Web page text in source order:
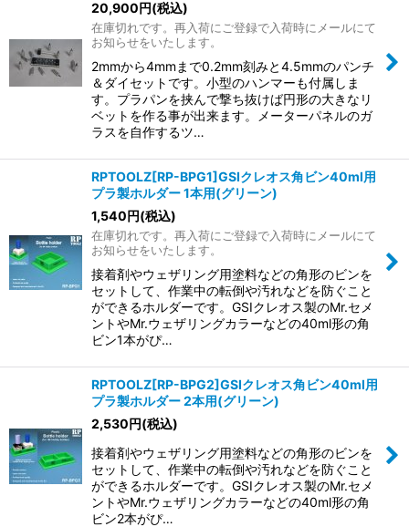
20,900円(税込)
在庫切れです。再入荷にご登録で入荷時にメールにて
お知らせをいたします。
2mmから4mmまで0.2mm刻みと4.5mmのパンチ
＆ダイセットです。小型のハンマーも付属しま
す。プラパンを挟んで撃ち抜けば円形の大きなリ
ベットを作る事が出来ます。メーターパネルのガ
ラスを自作するツ…
RPTOOLZ[RP-BPG1]GSIクレオス角ビン40ml用
プラ製ホルダー 1本用(グリーン)
1,540円(税込)
在庫切れです。再入荷にご登録で入荷時にメールにて
お知らせをいたします。
接着剤やウェザリング用塗料などの角形のビンを
セットして、作業中の転倒や汚れなどを防ぐこと
ができるホルダーです。GSIクレオス製のMr.セメ
ントやMr.ウェザリングカラーなどの40ml形の角
ビン1本がぴ…
RPTOOLZ[RP-BPG2]GSIクレオス角ビン40ml用
プラ製ホルダー 2本用(グリーン)
2,530円(税込)
接着剤やウェザリング用塗料などの角形のビンを
セットして、作業中の転倒や汚れなどを防ぐこと
ができるホルダーです。GSIクレオス製のMr.セメ
ントやMr.ウェザリングカラーなどの40ml形の角
ビン2本がぴ…